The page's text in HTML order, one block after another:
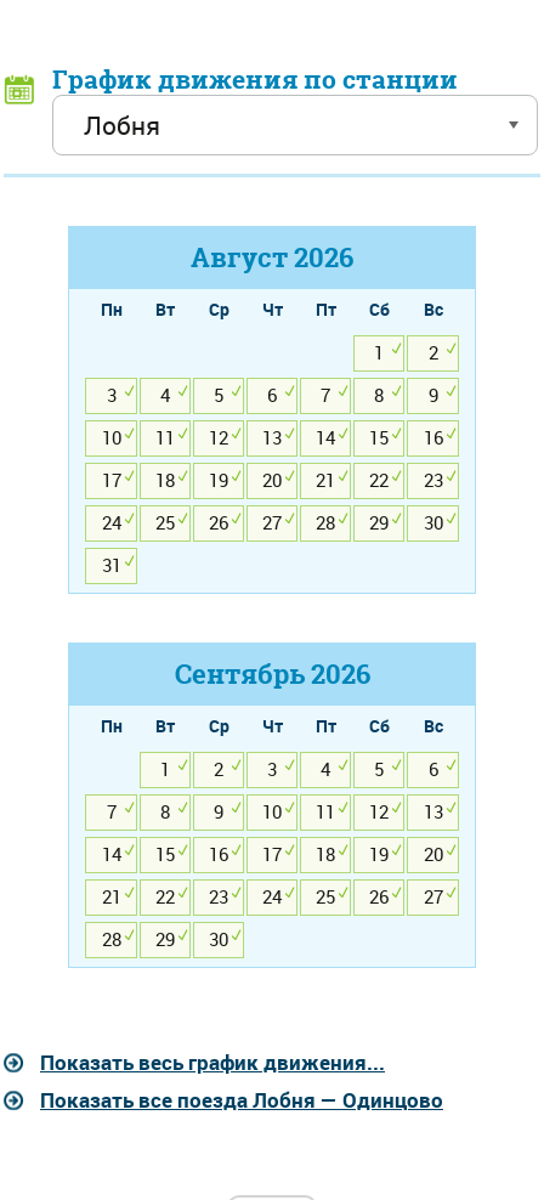
График движения по станции
Август2026
Пн Вт Ср Чт Пт Сб
Вс
1
2
3
4 5 6 7 8
9
10
11 12 13 14 15
16
17
18 19 20 21 22
23
24
25 26 27 28 29
30
31
Сентябрь2026
Пн Вт Ср Чт Пт Сб
Вс
1
2 3 4 5
6
7
8 9 10 11 12
13
14
15 16 17 18 19
20
21
22 23 24 25 26
27
28
29 30
Показать весь график движения...
Показать все поезда Лобня — Одинцово